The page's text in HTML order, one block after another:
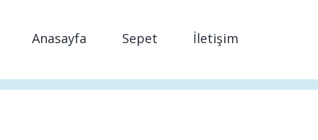
Anasayfa Sepet İletişim